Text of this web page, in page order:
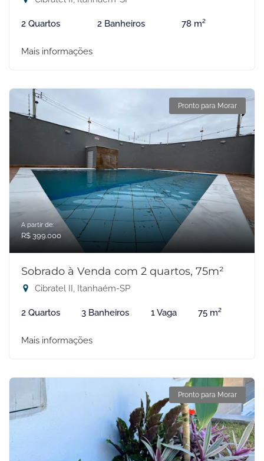
2 Quartos 2 Banheiros 78 m²
Mais informações
Pronto para Morar
A partir de:
R$ 399.000
Sobrado à Venda com 2 quartos, 75m²
Cibratel II, Itanhaém-SP
2 Quartos 3 Banheiros 1 Vaga 75 m²
Mais informações
Pronto para Morar